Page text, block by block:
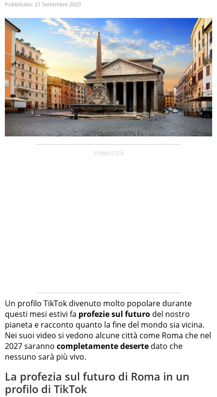
Pubblicato: 21 Settembre 2023
Un profilo TikTok divenuto molto popolare durante
questi mesi estivi fa profezie sul futuro del nostro
pianeta e racconto quanto la fine del mondo sia vicina.
Nei suoi video si vedono alcune città come Roma che nel
2027 saranno completamente deserte dato che
nessuno sarà più vivo.
La profezia sul futuro di Roma in un
profilo di TikTok